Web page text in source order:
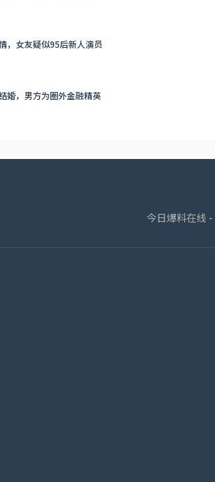
，女友疑似95后新人演员
婚，男方为圈外金融精英
今日爆料在线